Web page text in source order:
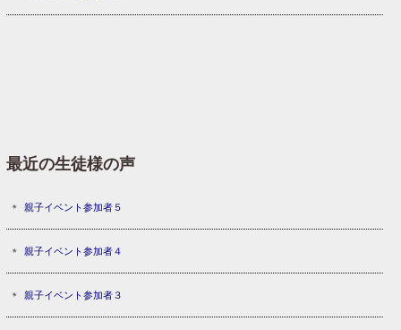
最近の生徒様の声
親子イベント参加者５
親子イベント参加者４
親子イベント参加者３